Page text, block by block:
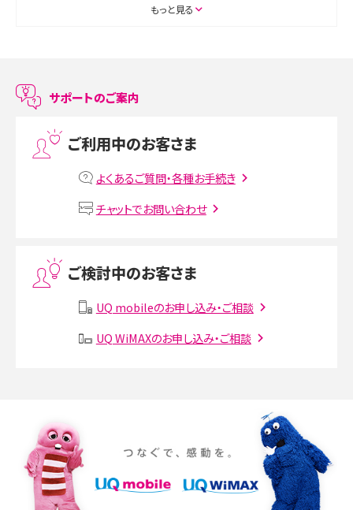
ASMRとは？初心者向けの代表ジャンルや楽しみ方を解説
LINEで友だちを削除する方法は？方法ごとの影響や復活・復元する方法も解説
プリペイドSIMとは？種類やメリット・デメリット、利用までの流れを解説
VPN接続とは？仕組みや必要性、メリット・デメリット、接続方法を解説
Instagram（インスタグラム）でスクショするとバレる？バレるケースや撮り方も解
SMSとは？料金やできること、注意点や届かない時の対処法を解説
iPhone 16eとiPhone SE（第3世代）の違いは？サイズやスペックを比較して解説
iPhone 16eとiPhone 14を徹底比較！スペック・機能の違いをわかりやすく紹介
iPhone 16シリーズのモデルを比較！価格・サイズ・カメラ性能の違いを徹底解説
もっと見る
サポートのご案内
ご利用中のお客さま
よくあるご質問・各種お手続き
チャットでお問い合わせ
ご検討中のお客さま
UQ mobileのお申し込み・ご相談
UQ WiMAXのお申し込み・ご相談